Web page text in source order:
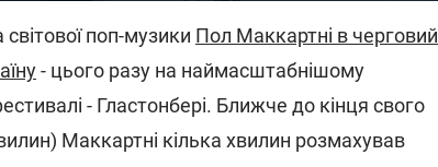
поп-музики Пол Маккартні в черговий
- цього разу на наймасштабнішому
- Гластонбері. Ближче до кінця свого
Маккартні кілька хвилин розмахував